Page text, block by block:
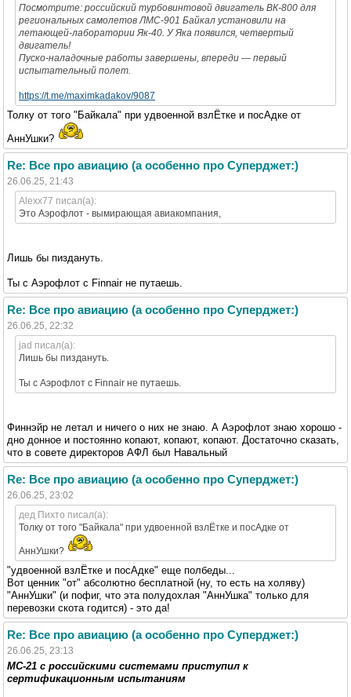
Посмотрите: российский турбовинтовой двигатель ВК-800 для
региональных самолетов ЛМС-901 Байкал установили на
летающей-лаборатории Як-40. У Яка появился, четвертый
двигатель!
Пуско-наладочные работы завершены, впереди — первый
испытательный полет.
https://t.me/maximkadakov/9087
Толку от того "Байкала" при удвоенной взлЁтке и посАдке от
АннУшки?
Re: Все про авиацию (а особенно про Суперджет:)
26.06.25, 21:43
Alexx77 писал(а):
Это Аэрофлот - вымирающая авиакомпания,
Лишь бы пиздануть.
Ты с Аэрофлот с Finnair не путаешь.
Re: Все про авиацию (а особенно про Суперджет:)
26.06.25, 22:32
jad писал(а):
Лишь бы пиздануть.
Ты с Аэрофлот с Finnair не путаешь.
Финнэйр не летал и ничего о них не знаю. А Аэрофлот знаю хорошо -
дно донное и постоянно копают, копают, копают. Достаточно сказать,
что в совете директоров АФЛ был Навальный
Re: Все про авиацию (а особенно про Суперджет:)
26.06.25, 23:02
дед Пихто писал(а):
Толку от того "Байкала" при удвоенной взлЁтке и посАдке от
АннУшки?
"удвоенной взлЁтке и посАдке" еще полбеды...
Вот ценник "от" абсолютно бесплатной (ну, то есть на холяву)
"АннУшки" (и пофиг, что эта полудохлая "АннУшка" только для
перевозки скота годится) - это да!
Re: Все про авиацию (а особенно про Суперджет:)
26.06.25, 23:13
МС-21 с российскими системами приступил к
сертификационным испытаниям